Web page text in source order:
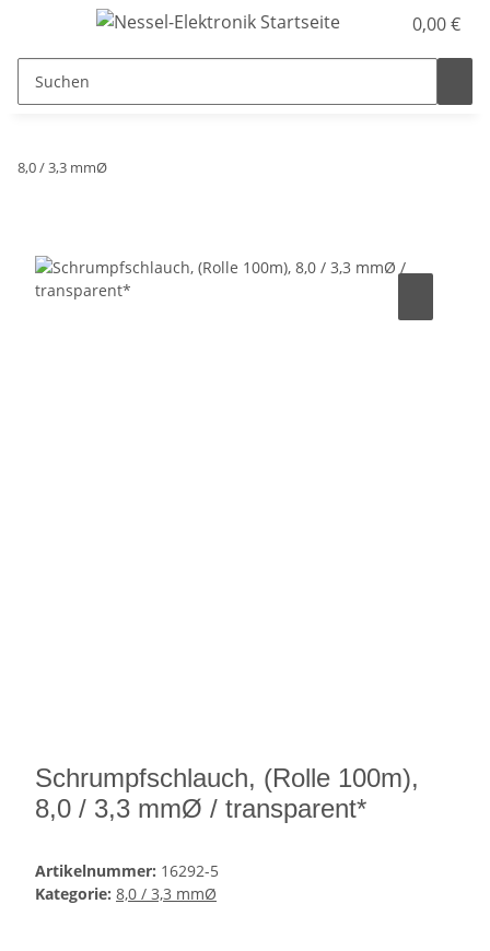
0,00 €
8,0 / 3,3 mmØ
Schrumpfschlauch, (Rolle 100m),
8,0 / 3,3 mmØ / transparent*
Artikelnummer: 16292-5
Kategorie: 8,0 / 3,3 mmØ